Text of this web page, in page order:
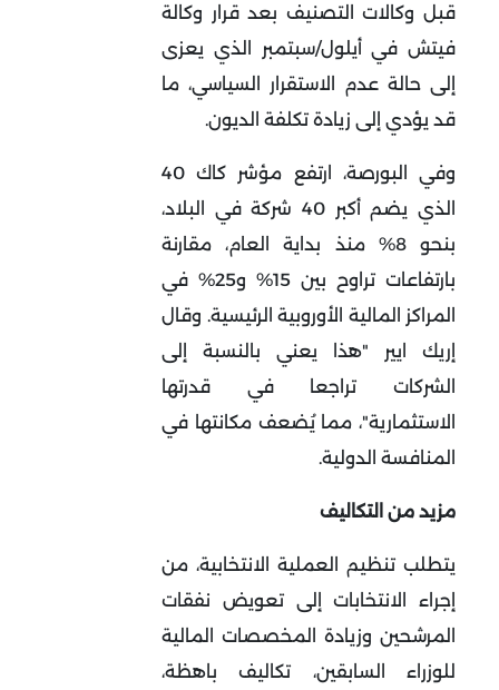
قبل وكالات التصنيف بعد قرار وكالة
فيتش في أيلول/سبتمبر الذي يعزى
إلى حالة عدم الاستقرار السياسي، ما
قد يؤدي إلى زيادة تكلفة الديون.
وفي البورصة، ارتفع مؤشر كاك 40
الذي يضم أكبر 40 شركة في البلاد،
بنحو 8% منذ بداية العام، مقارنة
بارتفاعات تراوح بين 15% و25% في
المراكز المالية الأوروبية الرئيسية. وقال
إريك ايير "هذا يعني بالنسبة إلى
الشركات تراجعا في قدرتها
الاستثمارية"، مما يُضعف مكانتها في
المنافسة الدولية.
مزيد من التكاليف
يتطلب تنظيم العملية الانتخابية، من
إجراء الانتخابات إلى تعويض نفقات
المرشحين وزيادة المخصصات المالية
للوزراء السابقين، تكاليف باهظة،